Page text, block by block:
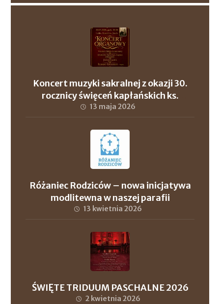
Koncert muzyki sakralnej z okazji 30.
rocznicy święceń kapłańskich ks.
proboszcza Andrzeja Szuleja oraz ks. dr.
13 maja 2026
Różaniec Rodziców – nowa inicjatywa
modlitewna w naszej parafii
13 kwietnia 2026
ŚWIĘTE TRIDUUM PASCHALNE 2026
2 kwietnia 2026